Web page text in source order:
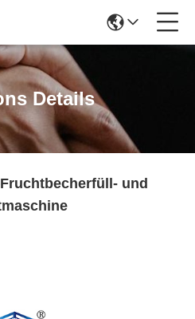
Details
und